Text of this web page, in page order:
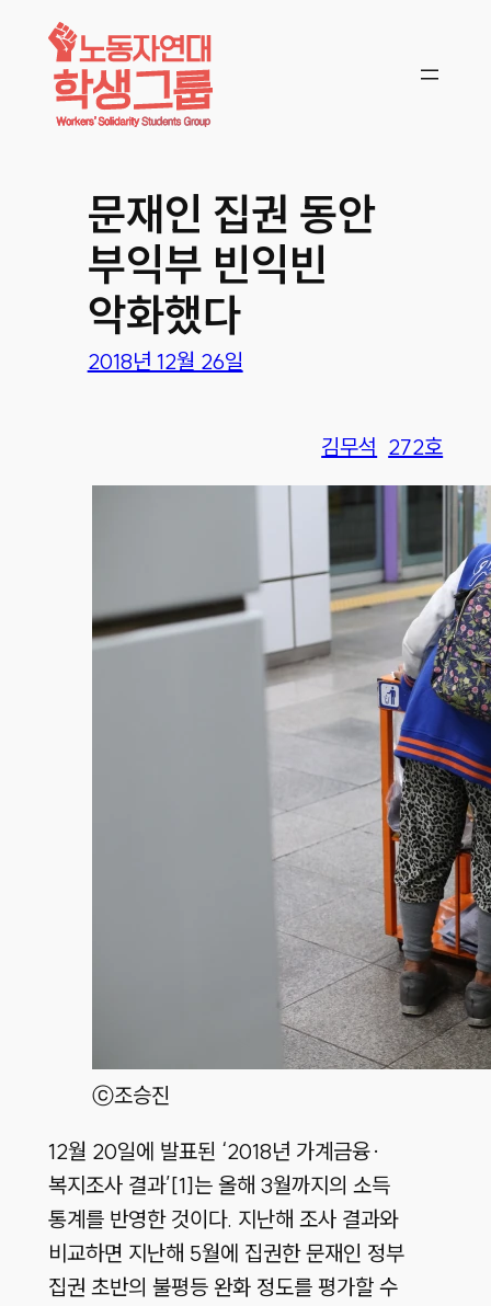
콘텐츠로
바로가기
문재인 집권 동안
부익부 빈익빈
악화했다
2018년 12월 26일
김무석 272호
ⓒ조승진
12월 20일에 발표된 ‘2018년 가계금융·
복지조사 결과’[1]는 올해 3월까지의 소득
통계를 반영한 것이다. 지난해 조사 결과와
비교하면 지난해 5월에 집권한 문재인 정부
집권 초반의 불평등 완화 정도를 평가할 수